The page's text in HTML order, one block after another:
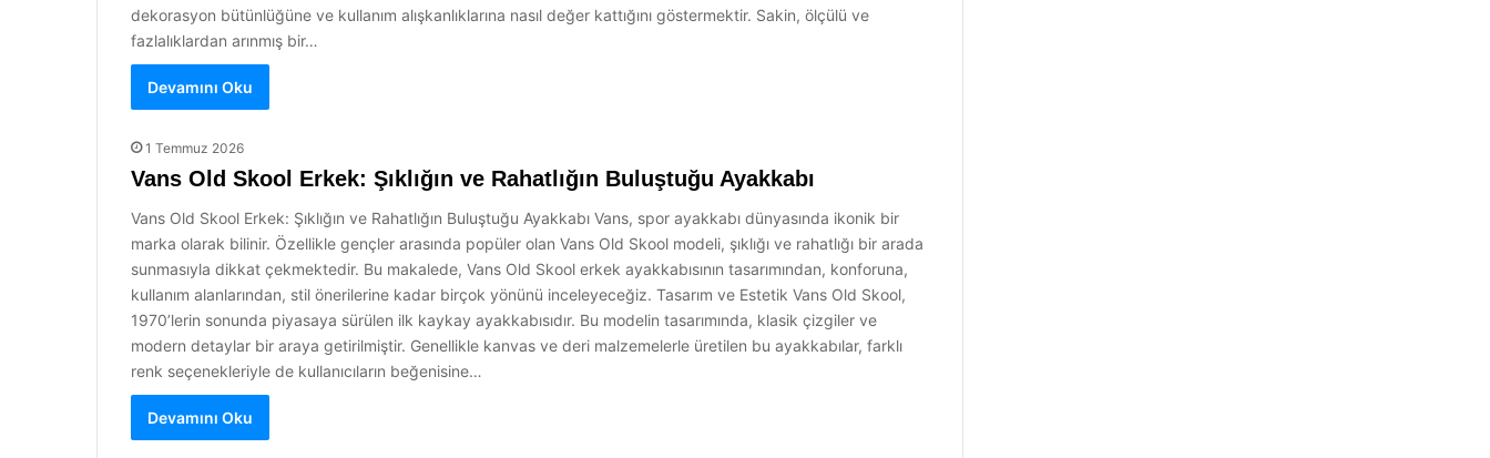
dekorasyon bütünlüğüne ve kullanım alışkanlıklarına nasıl değer kattığını göstermektir. Sakin, ölçülü ve
fazlalıklardan arınmış bir…
Devamını Oku
1 Temmuz 2026
Vans Old Skool Erkek: Şıklığın ve Rahatlığın Buluştuğu Ayakkabı
Vans Old Skool Erkek: Şıklığın ve Rahatlığın Buluştuğu Ayakkabı Vans, spor ayakkabı dünyasında ikonik bir
marka olarak bilinir. Özellikle gençler arasında popüler olan Vans Old Skool modeli, şıklığı ve rahatlığı bir arada
sunmasıyla dikkat çekmektedir. Bu makalede, Vans Old Skool erkek ayakkabısının tasarımından, konforuna,
kullanım alanlarından, stil önerilerine kadar birçok yönünü inceleyeceğiz. Tasarım ve Estetik Vans Old Skool,
1970’lerin sonunda piyasaya sürülen ilk kaykay ayakkabısıdır. Bu modelin tasarımında, klasik çizgiler ve
modern detaylar bir araya getirilmiştir. Genellikle kanvas ve deri malzemelerle üretilen bu ayakkabılar, farklı
renk seçenekleriyle de kullanıcıların beğenisine…
Devamını Oku